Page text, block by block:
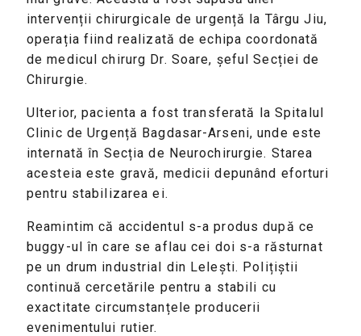
intervenții chirurgicale de urgență la Târgu Jiu,
operația fiind realizată de echipa coordonată
de medicul chirurg Dr. Soare, șeful Secției de
Chirurgie.
Ulterior, pacienta a fost transferată la Spitalul
Clinic de Urgență Bagdasar-Arseni, unde este
internată în Secția de Neurochirurgie. Starea
acesteia este gravă, medicii depunând eforturi
pentru stabilizarea ei.
Reamintim că accidentul s-a produs după ce
buggy-ul în care se aflau cei doi s-a răsturnat
pe un drum industrial din Lelești. Polițiștii
continuă cercetările pentru a stabili cu
exactitate circumstanțele producerii
evenimentului rutier.